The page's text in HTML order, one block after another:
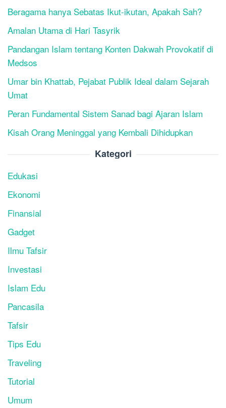
Beragama hanya Sebatas Ikut-ikutan, Apakah Sah?
Amalan Utama di Hari Tasyrik
Pandangan Islam tentang Konten Dakwah Provokatif di
Medsos
Umar bin Khattab, Pejabat Publik Ideal dalam Sejarah
Umat
Peran Fundamental Sistem Sanad bagi Ajaran Islam
Kisah Orang Meninggal yang Kembali Dihidupkan
Kategori
Edukasi
Ekonomi
Finansial
Gadget
Ilmu Tafsir
Investasi
Islam Edu
Pancasila
Tafsir
Tips Edu
Traveling
Tutorial
Umum